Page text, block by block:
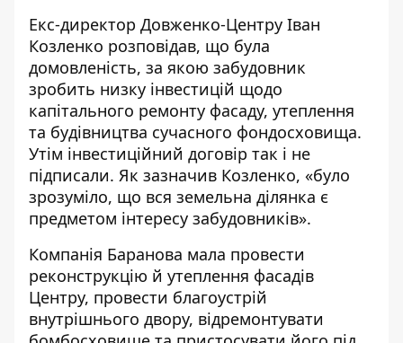
Екс-директор Довженко-Центру Іван
Козленко розповідав, що була
домовленість, за якою забудовник
зробить низку інвестицій щодо
капітального ремонту фасаду, утеплення
та будівництва сучасного фондосховища.
Утім інвестиційний договір так і не
підписали. Як зазначив Козленко, «було
зрозуміло, що вся земельна ділянка є
предметом інтересу забудовників».
Компанія Баранова мала провести
реконструкцію й утеплення фасадів
Центру, провести благоустрій
внутрішнього двору, відремонтувати